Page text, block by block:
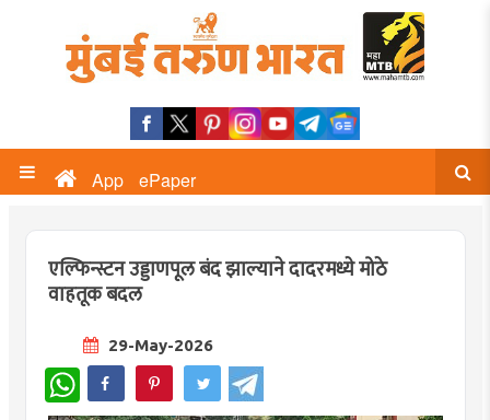
App ePaper
एल्फिन्स्टन उड्डाणपूल बंद झाल्याने दादरमध्ये मोठे
वाहतूक बदल
29-May-2026
WhatsApp